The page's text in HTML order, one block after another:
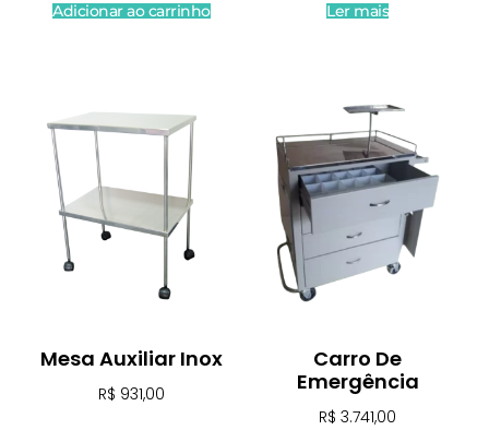
Adicionar ao carrinho Ler mais
Mesa Auxiliar Inox
R$ 931,00
Carro De
Emergência
R$ 3.741,00